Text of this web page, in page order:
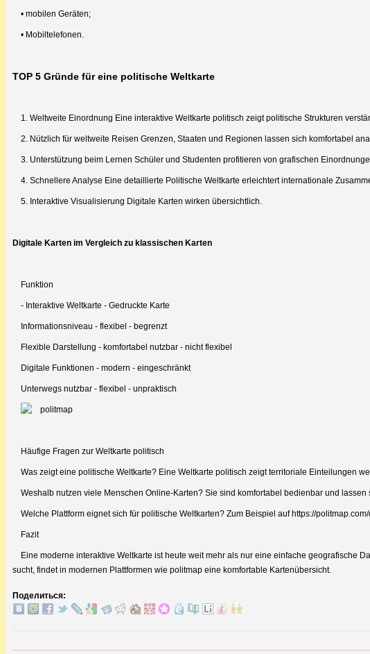
• mobilen Geräten;
• Mobiltelefonen.
TOP 5 Gründe für eine politische Weltkarte
1. Weltweite Einordnung Eine interaktive Weltkarte politisch zeigt politische Strukturen
2. Nützlich für weltweite Reisen Grenzen, Staaten und Regionen lassen sich komfortabel
3. Unterstützung beim Lernen Schüler und Studenten profitieren von grafischen
4. Schnellere Analyse Eine detaillierte Politische Weltkarte erleichtert internationale
5. Interaktive Visualisierung Digitale Karten wirken übersichtlich.
Digitale Karten im Vergleich zu klassischen Karten
Funktion
- Interaktive Weltkarte - Gedruckte Karte
Informationsniveau - flexibel - begrenzt
Flexible Darstellung - komfortabel nutzbar - nicht flexibel
Digitale Funktionen - modern - eingeschränkt
Unterwegs nutzbar - flexibel - unpraktisch
Häufige Fragen zur Weltkarte politisch
Was zeigt eine politische Weltkarte? Eine Weltkarte politisch zeigt territoriale Einteilungen
Weshalb nutzen viele Menschen Online-Karten? Sie sind komfortabel bedienbar und lassen
Welche Plattform eignet sich für politische Weltkarten? Zum Beispiel auf https://
Fazit
Eine moderne interaktive Weltkarte ist heute weit mehr als nur eine einfache geografische
sucht, findet in modernen Plattformen wie politmap eine komfortable Kartenübersicht.
Поделиться: